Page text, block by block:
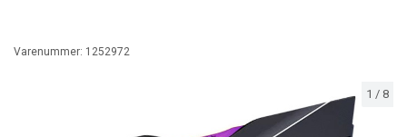
1 / 8
Varenummer: 1252972